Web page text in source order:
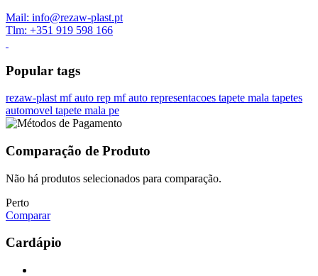
Mail: info@rezaw-plast.pt
Tlm: +351 919 598 166
Popular tags
rezaw-plast mf auto rep mf auto representacoes tapete mala tapetes
automovel tapete mala pe
Comparação de Produto
Não há produtos selecionados para comparação.
Perto
Comparar
Cardápio